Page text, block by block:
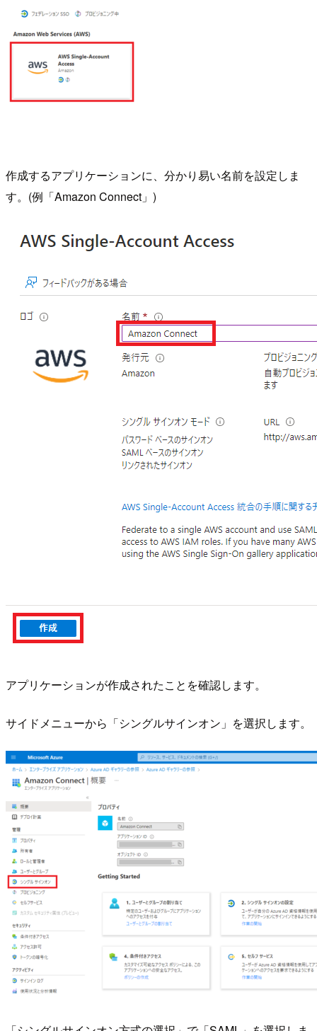
作成するアプリケーションに、分かり易い名前を設定しま
す。(例「Amazon Connect」)
アプリケーションが作成されたことを確認します。
サイドメニューから「シングルサインオン」を選択します。